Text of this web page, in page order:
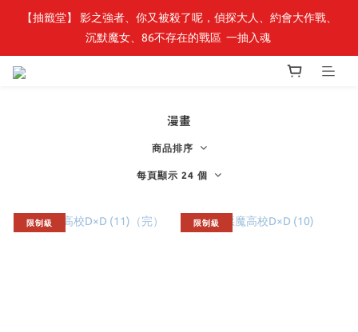
最新開賣🔥「全知讀者視角」 周邊商品
【抽籤堂】 影之強者、你又被殺了呢，偵探大人、約會大作戰、
沉默魔女、86不存在的戰區  一抽入魂
漫畫
商品排序
每頁顯示 24 個
限制級 限制級